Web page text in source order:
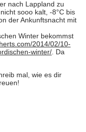
nach Lappland zu
sooo kalt, -8°C bis
der Ankunftsnacht mit
Winter bekommst
2014/02/10-
winter/. Da
mal, wie es dir